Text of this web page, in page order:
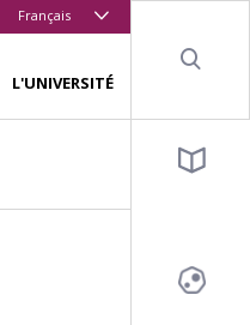
Français
L'UNIVERSITÉ